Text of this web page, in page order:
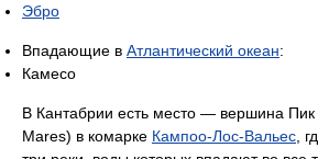
Эбро
Впадающие в Атлантический океан:
Камесо
В Кантабрии есть место — вершина
Mares) в комарке Кампоо-Лос-Вальес,